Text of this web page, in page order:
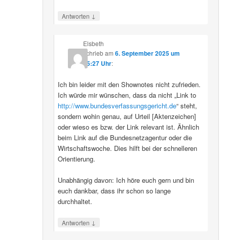
Antworten ↓
Elsbeth
schriebam 6. September 2025 um
15:27 Uhr:
Ich bin leider mit den Shownotes nicht zufrieden.
Ich würde mir wünschen, dass da nicht „Link to
http://www.bundesverfassungsgericht.de“ steht,
sondern wohin genau, auf Urteil [Aktenzeichen]
oder wieso es bzw. der Link relevant ist. Ähnlich
beim Link auf die Bundesnetzagentur oder die
Wirtschaftswoche. Dies hilft bei der schnelleren
Orientierung.
Unabhängig davon: Ich höre euch gern und bin
euch dankbar, dass ihr schon so lange
durchhaltet.
Antworten ↓